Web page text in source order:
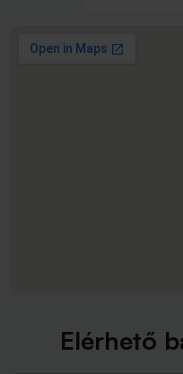
Elérhető